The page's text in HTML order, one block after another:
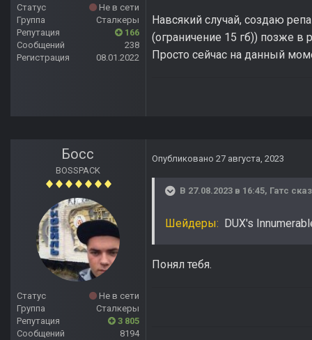
Статус
Не в сети
Группа
Сталкеры
Репутация
166
Сообщений
238
Регистрация
08.01.2022
Навсякий случай, создаю
(ограничение 15 гб)) позже в
Просто сейчас на данный
Босс
BOSSPACK
Статус
Не в сети
Группа
Сталкеры
Репутация
3 805
Сообщений
8194
Опубликовано 27 августа, 2023
В 27.08.2023 в 16:45, Гатс
Шейдеры: DUX's
Понял тебя.